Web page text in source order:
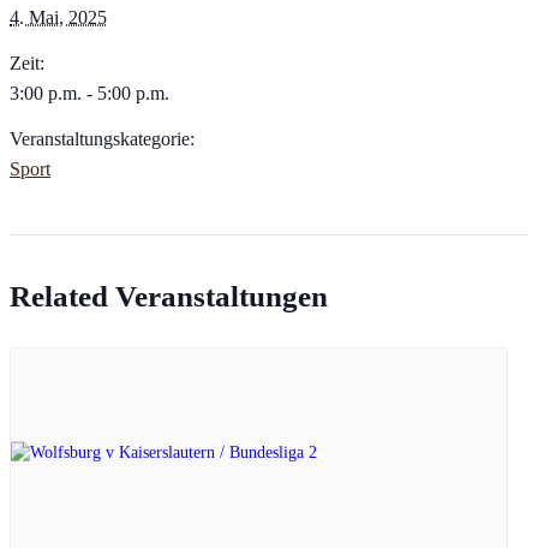
4. Mai, 2025
Zeit:
3:00 p.m. - 5:00 p.m.
Veranstaltungskategorie:
Sport
Related Veranstaltungen